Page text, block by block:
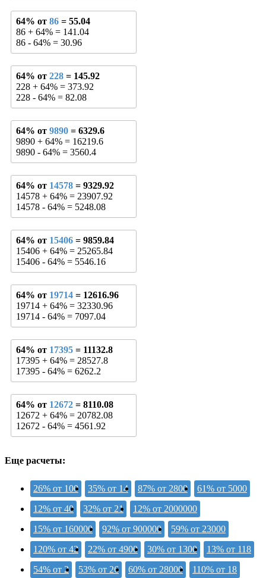
64% от 86 = 55.04
86 + 64% = 141.04
86 - 64% = 30.96
64% от 228 = 145.92
228 + 64% = 373.92
228 - 64% = 82.08
64% от 9890 = 6329.6
9890 + 64% = 16219.6
9890 - 64% = 3560.4
64% от 14578 = 9329.92
14578 + 64% = 23907.92
14578 - 64% = 5248.08
64% от 15406 = 9859.84
15406 + 64% = 25265.84
15406 - 64% = 5546.16
64% от 19714 = 12616.96
19714 + 64% = 32330.96
19714 - 64% = 7097.04
64% от 17395 = 11132.8
17395 + 64% = 28527.8
17395 - 64% = 6262.2
64% от 12672 = 8110.08
12672 + 64% = 20782.08
12672 - 64% = 4561.92
Еще расчеты:
26% от 100 35% от 14 87% от 2800
61% от 5000
12% от 40
32% от 21
12% от 2000000
15% от 160000
92% от 900000
59% от 23000
120% от 42
22% от 4900 30% от 1300
13% от 118
54% от 2
53% от 26 60% от 28000 110% от 18